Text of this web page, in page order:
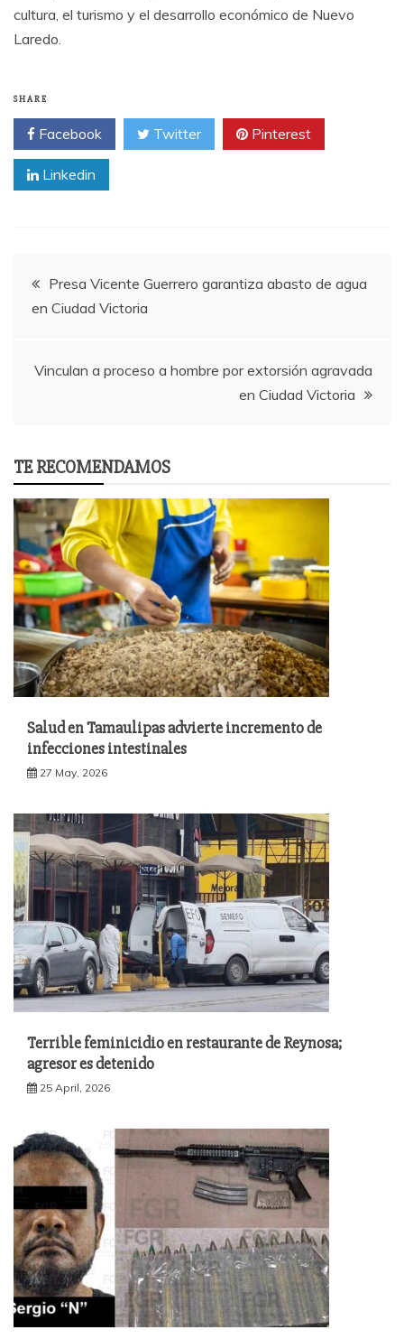
cultura, el turismo y el desarrollo económico de Nuevo
Laredo.
SHARE
Facebook Twitter Pinterest
Linkedin
Post
navigation
Presa Vicente Guerrero garantiza abasto de agua
en Ciudad Victoria
Vinculan a proceso a hombre por extorsión agravada
en Ciudad Victoria
TE RECOMENDAMOS
Salud en Tamaulipas advierte incremento de
infecciones intestinales
27 May, 2026
Terrible feminicidio en restaurante de Reynosa;
agresor es detenido
25 April, 2026